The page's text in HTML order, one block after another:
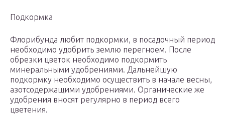
Подкормка
Флорибунда любит подкормки, в посадочный период
необходимо удобрить землю перегноем. После
обрезки цветок необходимо подкормить
минеральными удобрениями. Дальнейшую
подкормку необходимо осуществить в начале весны,
азотсодержащими удобрениями. Органические же
удобрения вносят регулярно в период всего
цветения.